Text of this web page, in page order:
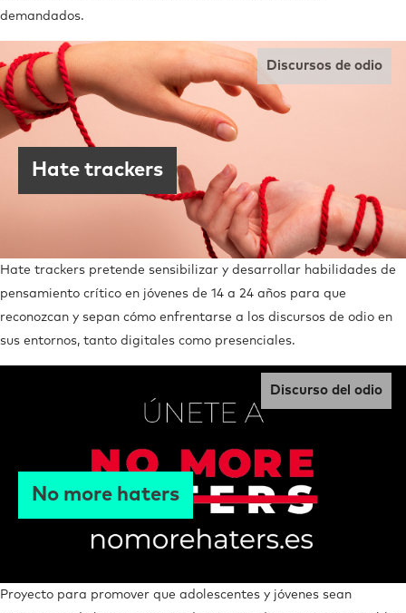
demandados.
Hate trackers
Discursos de odio
Hate trackers pretende sensibilizar y desarrollar habilidades de
pensamiento crítico en jóvenes de 14 a 24 años para que
reconozcan y sepan cómo enfrentarse a los discursos de odio en
sus entornos, tanto digitales como presenciales.
No more haters
Discurso del odio
Proyecto para promover que adolescentes y jóvenes sean